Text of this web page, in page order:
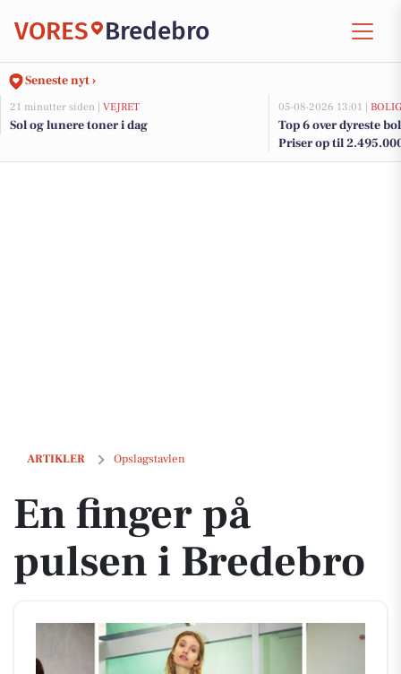
VORES Bredebro
Seneste nyt ›
21 minutter siden | VEJRET
Sol og lunere toner i dag
05-08-2026 13:01 |
Top 6 over dyreste
Priser op til
ARTIKLER Opslagstavlen
En finger på pulsen i Bredebro
En finger på
pulsen i Bredebro